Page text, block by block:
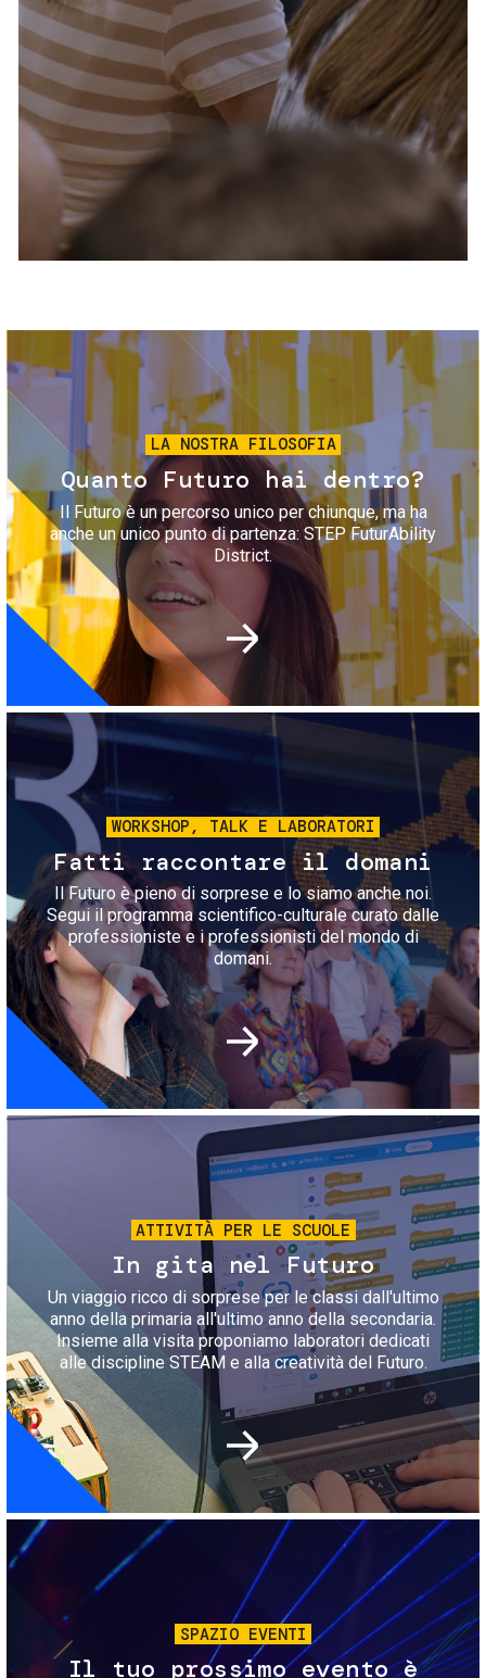
Servizi e accessibilità
Contatti
FAQ
Biglietti
Immagine
LA NOSTRA FILOSOFIA
Quanto Futuro hai dentro?
Il Futuro è un percorso unico per chiunque, ma ha
anche un unico punto di partenza: STEP FuturAbility
District.
Immagine
WORKSHOP, TALK E LABORATORI
Fatti raccontare il domani
Il Futuro è pieno di sorprese e lo siamo anche noi.
Segui il programma scientifico-culturale curato dalle
professioniste e i professionisti del mondo di
domani.
Immagine
ATTIVITÀ PER LE SCUOLE
In gita nel Futuro
Un viaggio ricco di sorprese per le classi dall'ultimo
anno della primaria all'ultimo anno della secondaria.
Insieme alla visita proponiamo laboratori dedicati
alle discipline STEAM e alla creatività del Futuro.
Immagine
SPAZIO EVENTI
Il tuo prossimo evento è